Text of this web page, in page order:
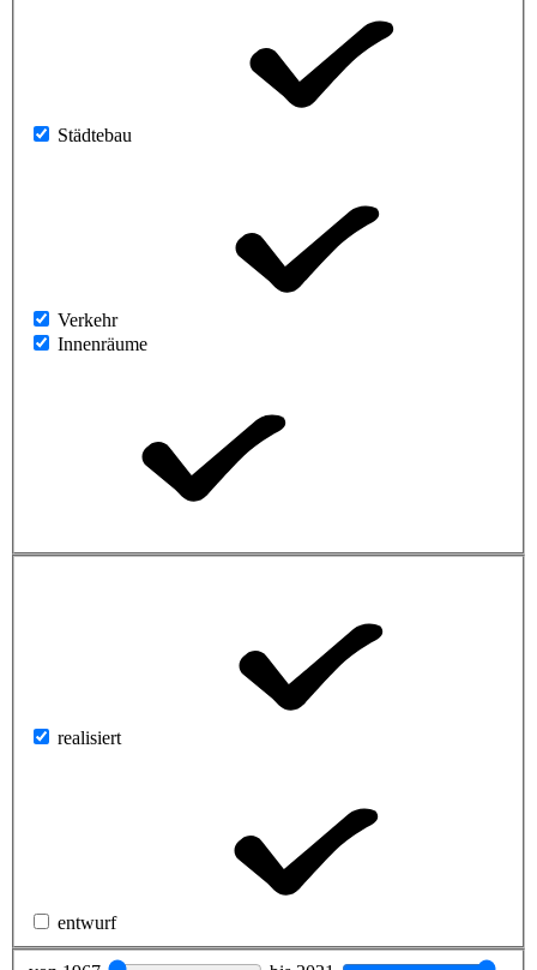
Städtebau
Verkehr
Innenräume
realisiert
entwurf